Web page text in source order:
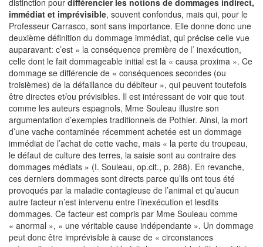
distinction pour différencier les notions de dommages indirect,
immédiat et imprévisible, souvent confondus, mais qui, pour le
Professeur Carrasco, sont sans importance. Elle donne donc une
deuxième définition du dommage immédiat, qui précise celle vue
auparavant: c’est « la conséquence première de l’ inexécution,
celle dont le fait dommageable initial est la « causa proxima ». Ce
dommage se différencie de « conséquences secondes (ou
troisièmes) de la défaillance du débiteur », qui peuvent toutefois
être directes et/ou prévisibles. Il est intéressant de voir que tout
comme les auteurs espagnols, Mme Souleau illustre son
argumentation d’exemples traditionnels de Pothier. Ainsi, la mort
d’une vache contaminée récemment achetée est un dommage
immédiat de l’achat de cette vache, mais « la perte du troupeau,
le défaut de culture des terres, la saisie sont au contraire des
dommages médiats » (I. Souleau, op.cit., p. 288). En revanche,
ces derniers dommages sont directs parce qu’ils ont tous été
provoqués par la maladie contagieuse de l’animal et qu’aucun
autre facteur n’est intervenu entre l’inexécution et lesdits
dommages. Ce facteur est compris par Mme Souleau comme
« anormal », « une véritable cause indépendante ». Un dommage
peut donc être imprévisible à cause de « circonstances